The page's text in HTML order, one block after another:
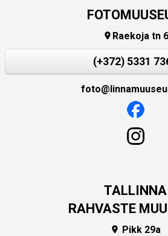
 Raekoja tn 6
(+372) 5331
TALLINNA
RAHVASTE
 Pikk 29a